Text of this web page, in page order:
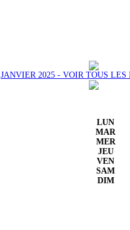
JANVIER 2025 - VOIR TOUS LES
LUN
MAR
MER
JEU
VEN
SAM
DIM